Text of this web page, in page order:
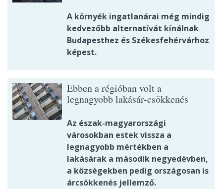
A környék ingatlanárai még mindig
kedvezőbb alternatívát kínálnak
Budapesthez és Székesfehérvárhoz
képest.
Ebben a régióban volt a
legnagyobb lakásár-csökkenés
Az észak-magyarországi
városokban estek vissza a
legnagyobb mértékben a
lakásárak a második negyedévben,
a községekben pedig országosan is
árcsökkenés jellemző.